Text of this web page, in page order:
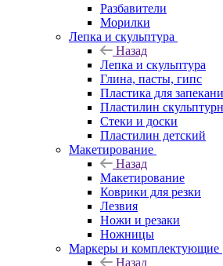
Разбавители
Морилки
Лепка и скульптура
Назад
Лепка и скульптура
Глина, пасты, гипс
Пластика для
Пластилин
Стеки и доски
Пластилин детский
Макетирование
Назад
Макетирование
Коврики для резки
Лезвия
Ножи и резаки
Ножницы
Маркеры и комплектующие
Назад